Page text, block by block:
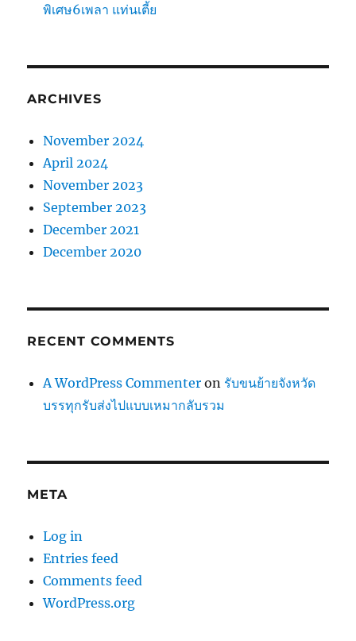
พิเศษ6เพลา แท่นเตี้ย
ARCHIVES
November 2024
April 2024
November 2023
September 2023
December 2021
December 2020
RECENT COMMENTS
A WordPress Commenter on รับขนย้ายจังหวัด
บรรทุกรับส่งไปแบบเหมากลับรวม
META
Log in
Entries feed
Comments feed
WordPress.org